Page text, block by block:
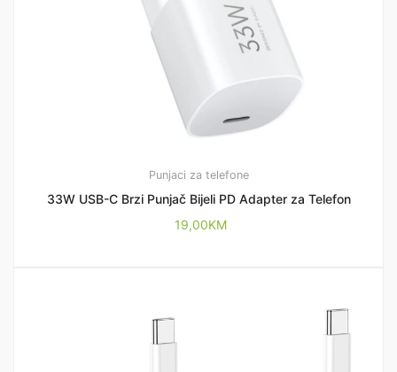
Punjaci za telefone
33W USB-C Brzi Punjač Bijeli PD Adapter za Telefon
19,00KM